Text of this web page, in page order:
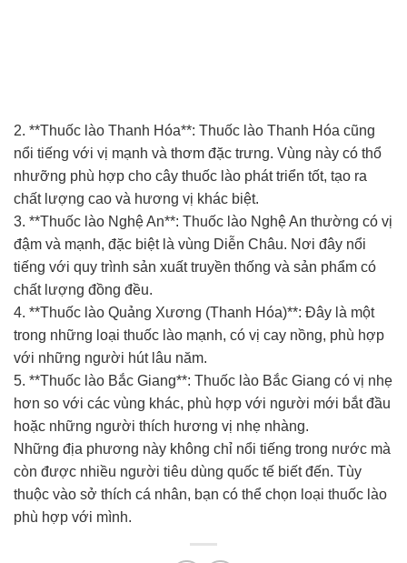
2. **Thuốc lào Thanh Hóa**: Thuốc lào Thanh Hóa cũng
nổi tiếng với vị mạnh và thơm đặc trưng. Vùng này có thổ
nhưỡng phù hợp cho cây thuốc lào phát triển tốt, tạo ra
chất lượng cao và hương vị khác biệt.
3. **Thuốc lào Nghệ An**: Thuốc lào Nghệ An thường có vị
đậm và mạnh, đặc biệt là vùng Diễn Châu. Nơi đây nổi
tiếng với quy trình sản xuất truyền thống và sản phẩm có
chất lượng đồng đều.
4. **Thuốc lào Quảng Xương (Thanh Hóa)**: Đây là một
trong những loại thuốc lào mạnh, có vị cay nồng, phù hợp
với những người hút lâu năm.
5. **Thuốc lào Bắc Giang**: Thuốc lào Bắc Giang có vị nhẹ
hơn so với các vùng khác, phù hợp với người mới bắt đầu
hoặc những người thích hương vị nhẹ nhàng.
Những địa phương này không chỉ nổi tiếng trong nước mà
còn được nhiều người tiêu dùng quốc tế biết đến. Tùy
thuộc vào sở thích cá nhân, bạn có thể chọn loại thuốc lào
phù hợp với mình.